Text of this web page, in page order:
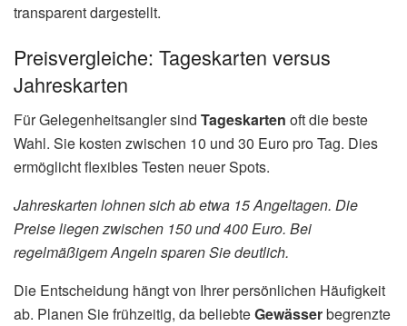
transparent dargestellt.
Preisvergleiche: Tageskarten versus
Jahreskarten
Für Gelegenheitsangler sind Tageskarten oft die beste
Wahl. Sie kosten zwischen 10 und 30 Euro pro Tag. Dies
ermöglicht flexibles Testen neuer Spots.
Jahreskarten lohnen sich ab etwa 15 Angeltagen. Die
Preise liegen zwischen 150 und 400 Euro. Bei
regelmäßigem Angeln sparen Sie deutlich.
Die Entscheidung hängt von Ihrer persönlichen Häufigkeit
ab. Planen Sie frühzeitig, da beliebteGewässerbegrenzte